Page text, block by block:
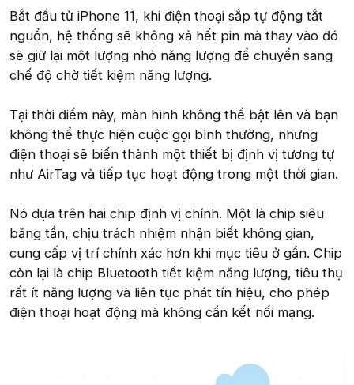
Bắt đầu từ iPhone 11, khi điện thoại sắp tự động tắt
nguồn, hệ thống sẽ không xả hết pin mà thay vào đó
sẽ giữ lại một lượng nhỏ năng lượng để chuyển sang
chế độ chờ tiết kiệm năng lượng.
Tại thời điểm này, màn hình không thể bật lên và bạn
không thể thực hiện cuộc gọi bình thường, nhưng
điện thoại sẽ biến thành một thiết bị định vị tương tự
như AirTag và tiếp tục hoạt động trong một thời gian.
Nó dựa trên hai chip định vị chính. Một là chip siêu
băng tần, chịu trách nhiệm nhận biết không gian,
cung cấp vị trí chính xác hơn khi mục tiêu ở gần. Chip
còn lại là chip Bluetooth tiết kiệm năng lượng, tiêu thụ
rất ít năng lượng và liên tục phát tín hiệu, cho phép
điện thoại hoạt động mà không cần kết nối mạng.